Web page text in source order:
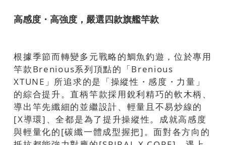
高感度・高強度，嚴選四款旗艦竿款
根據季節而轉變多元戰略的鯛魚釣遊，位於專用
竿款Brenious系列頂點的「Brenious
XTUNE」所追求的是「操縱性・感度・力量」
的綜合提升。直柄竿款採用銳利精巧的軟木柄、
導出竿先纖細的並繼設計、輕量且不易炒線的
[X導環]、全都是為了提升操縱性。成就高感度
與輕量化的[碳纖一體成型握把]。面對各方向的